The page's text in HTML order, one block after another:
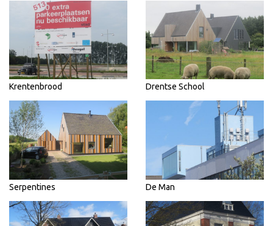
Krentenbrood Drentse School
Serpentines De Man